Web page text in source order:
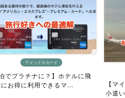
アメックスカード
でプラチナに？】ホテルに飛
お得に利用できるマ...
【マ
小遣